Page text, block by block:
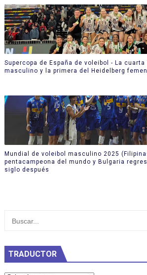
Supercopa de España de voleibol - La cuarta
masculino y la primera del Heidelberg
Mundial de voleibol masculino 2025
pentacampeona del mundo y Bulgaria
siglo después
TRADUCTOR